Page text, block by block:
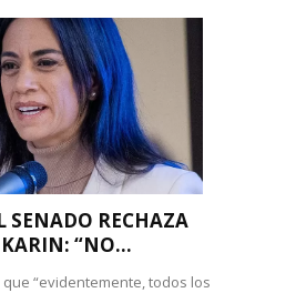
SENADO RECHAZA
KARIN: “NO...
que “evidentemente, todos los